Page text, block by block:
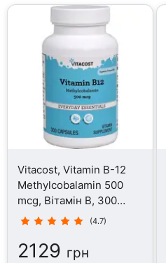
Vitacost, Vitamin B-12
Methylcobalamin 500
mcg, Вітамін B, 300
капсул
(4.7)
2129 грн